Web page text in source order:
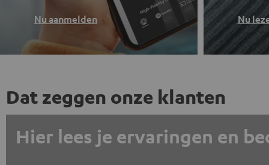
Nu aanmelden Nu
Dat zeggen onze klanten
Hier lees je ervaringen en